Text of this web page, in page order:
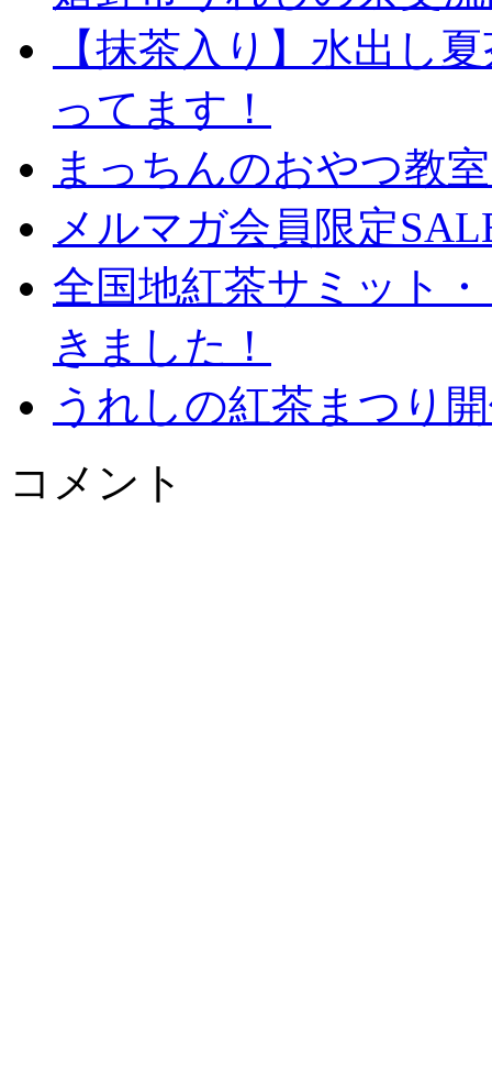
【抹茶入り】水出し
ってます！
まっちんのおやつ教
メルマガ会員限定
全国地紅茶サミット
きました！
うれしの紅茶まつり
コメント